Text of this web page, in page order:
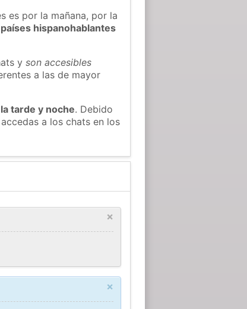
es por la mañana, por la
hispanohablantes
yson accesibles
a las de mayor
tarde y noche. Debido
a los chats en los
×
×